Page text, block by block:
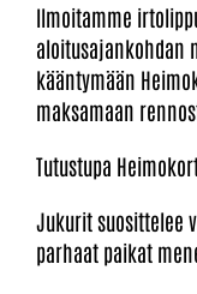
Ilmoitamme
aloitusajankohdan
kääntymään
maksamaan
Tutustupa
Jukurit suosittelee
parhaat paikat